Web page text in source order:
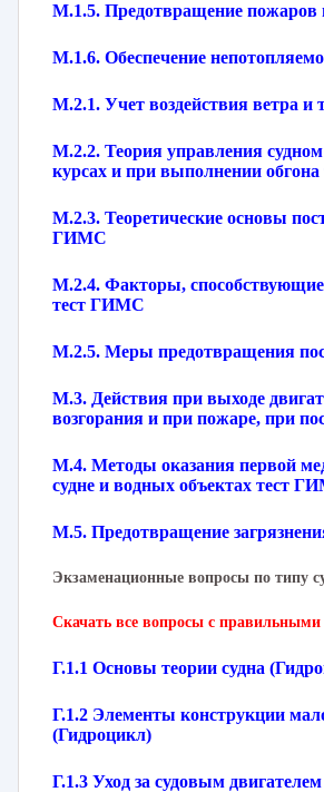
М.1.5. Предотвращение
М.1.6. Обеспечение
М.2.1. Учет воздействия ветра
М.2.2. Теория управления
курсах и при выполнении
М.2.3. Теоретические основы
ГИМС
М.2.4. Факторы,
тест ГИМС
М.2.5. Меры предотвращения
М.3. Действия при выходе
возгорания и при пожаре, при
М.4. Методы оказания первой
судне и водных объектах тест
М.5. Предотвращение
Экзаменационные вопросы по типу
Скачать все вопросы с
Г.1.1 Основы теории судна
Г.1.2 Элементы конструкции
(Гидроцикл)
Г.1.3 Уход за судовым